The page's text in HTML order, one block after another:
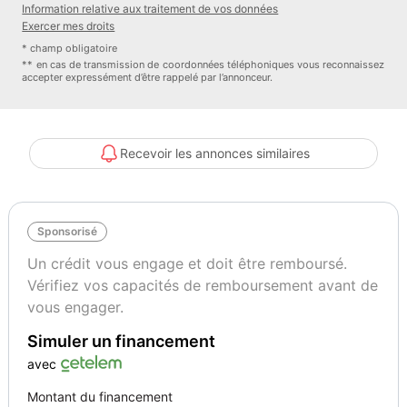
Options :
Omission badge extérieur
Couleur
GRIS
Garantie mécanique
Information relative aux traitement de vos données
Exercer mes droits
* champ obligatoire
** en cas de transmission de coordonnées téléphoniques vous reconnaissez
accepter expressément d’être rappelé par l’annonceur.
Recevoir les annonces similaires
Sponsorisé
Un crédit vous engage et doit être remboursé.
Vérifiez vos capacités de remboursement avant de
vous engager.
Simuler un financement
avec
Montant du financement